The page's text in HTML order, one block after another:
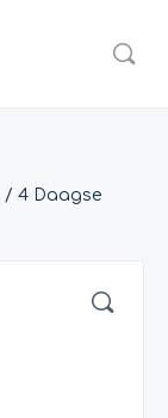
/ 4 Daagse